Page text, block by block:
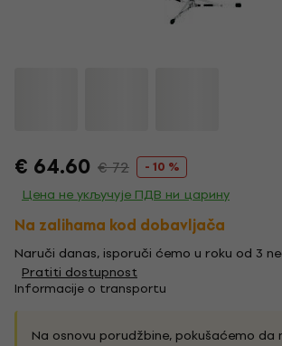
€ 64.60 € 72 - 10 %
Цена не укључује ПДВ ни царину
Na zalihama kod dobavljača
Naruči danas, isporuči ćemo u roku od 3
Pratiti dostupnost
Informacije o transportu
Na osnovu porudžbine, pokušaćemo da